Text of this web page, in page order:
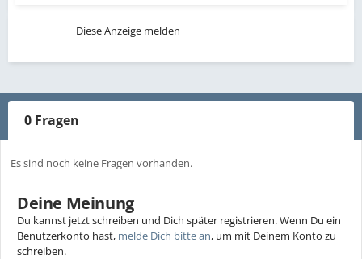
Diese Anzeige melden
0 Fragen
Es sind noch keine Fragen vorhanden.
Deine Meinung
Du kannst jetzt schreiben und Dich später registrieren. Wenn Du ein
Benutzerkonto hast, melde Dich bitte an, um mit Deinem Konto zu
schreiben.